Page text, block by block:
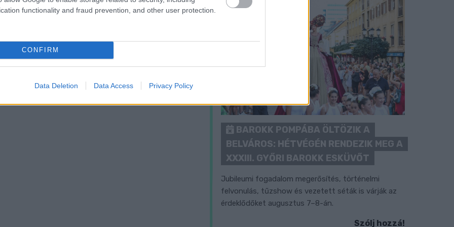
functionality and fraud prevention, and other user protection.
CONFIRM
Data Deletion Data Access Privacy Policy
BAROKK POMPÁBA ÖLTÖZIK A
BELVÁROS: HÉTVÉGÉN RENDEZIK MEG A
XXXIII. GYŐRI BAROKK ESKÜVŐT
Jubileumi fogadalom megerősítés, történelmi
felvonulás, tűzshow és vezetett séták is várják az
érdeklődőket augusztus 7–8-án.
Szólj hozzá!